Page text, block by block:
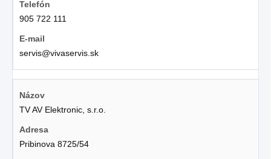
905 722 111
servis@vivaservis.sk
TV AV Elektronic, s.r.o.
Pribinova 8725/54